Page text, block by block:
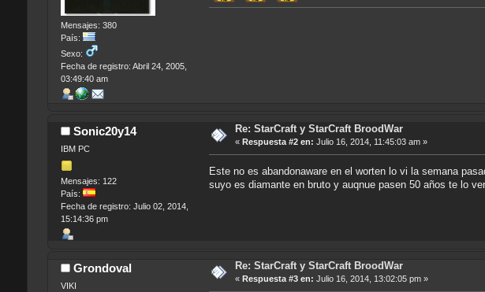
Mensajes: 380
País:
Sexo:
Fecha de registro: Abril 24, 2005,
03:49:40 am
Sonic20y14
IBM PC
Mensajes: 122
País:
Fecha de registro: Julio 02, 2014,
15:14:36 pm
Re: StarCraft y StarCraft BroodWar
« Respuesta #2 en: Julio 16, 2014, 11:45:03 am »
Este no es abandonaware en el worten lo vi la semana
suyo es diamante en bruto y auqnue pasen 50 años te lo
Grondoval
VIKI
Re: StarCraft y StarCraft BroodWar
« Respuesta #3 en: Julio 16, 2014, 13:02:05 pm »